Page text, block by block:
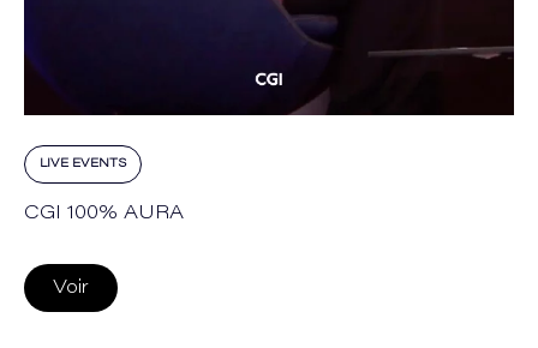
LIVE EVENTS
CGI 100% AURA
Voir